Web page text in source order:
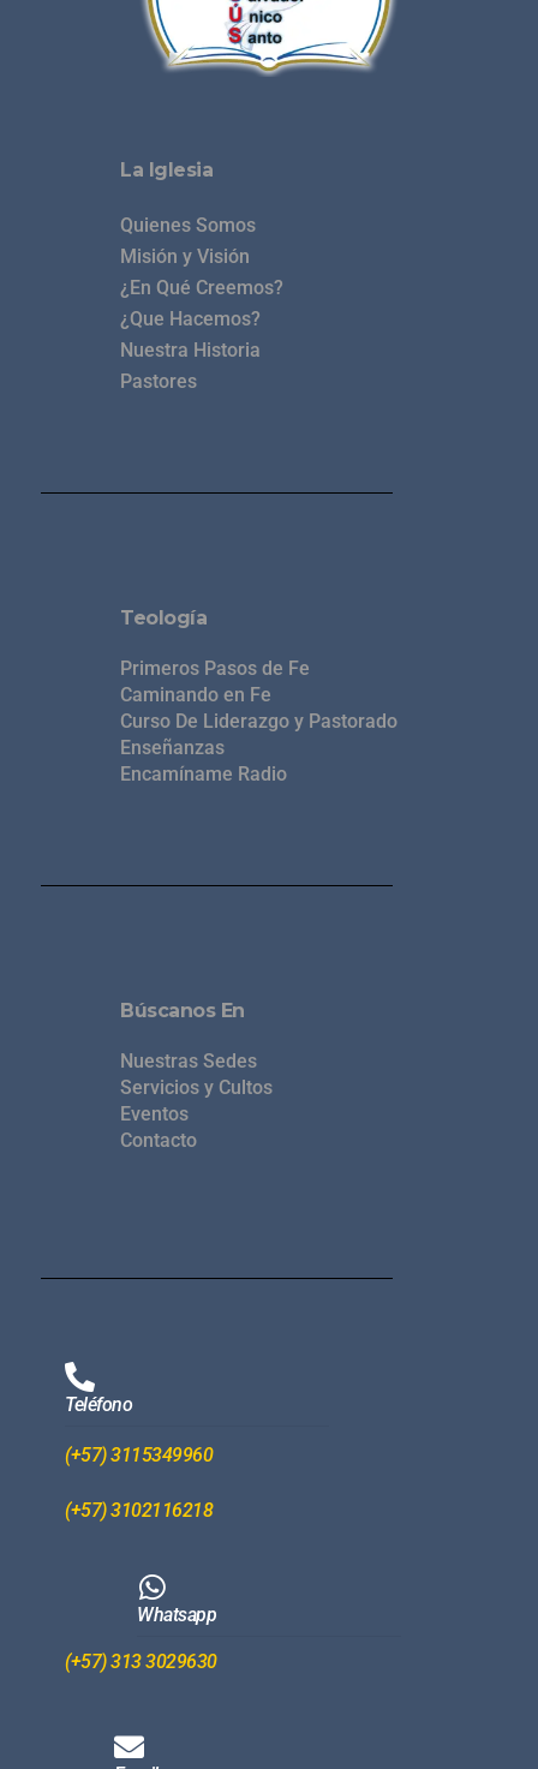
La Iglesia
Quienes Somos
Misión y Visión
¿En Qué Creemos?
¿Que Hacemos?
Nuestra Historia
Pastores
Teología
Primeros Pasos de Fe
Caminando en Fe
Curso De Liderazgo y Pastorado
Enseñanzas
Encamíname Radio
Búscanos En
Nuestras Sedes
Servicios y Cultos
Eventos
Contacto
Teléfono
(+57) 3115349960
(+57) 3102116218
Whatsapp
(+57) 313 3029630